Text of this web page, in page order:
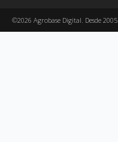
©2026 Agrobase Digital. Desde 2005.